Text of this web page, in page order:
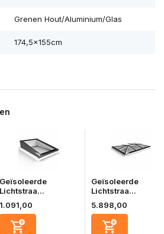
Grenen Hout/Aluminium/Glas
174,5×155cm
Geïsoleerde
Lichtstraa...
1.091,00
Geïsoleerde
Lichtstraa...
5.898,00